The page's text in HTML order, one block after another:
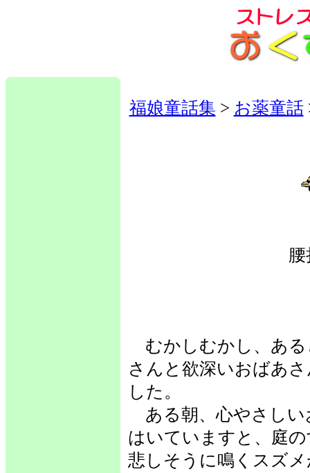
福娘童話集 > お薬童話
むかしむかし、ある
さんと欲深いおばあ
した。
ある朝、心やさしい
はいていますと、庭
悲しそうに鳴くスズ